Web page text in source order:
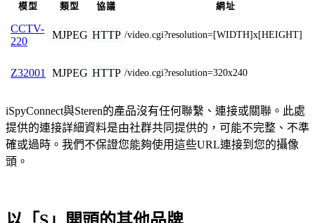
模型 類型 協議 網址
CCTV-
220
MJPEG HTTP /video.cgi?resolution=[WIDTH]x[HEIGHT]
Z32001 MJPEG HTTP /video.cgi?resolution=320x240
iSpyConnect與Steren的產品沒有任何聯繫、連接或關聯。此處
提供的連接詳細資料是由社群共同提供的，可能不完整、不準
確或過時。我們不保證您能夠使用這些URL連接到您的攝像
頭。